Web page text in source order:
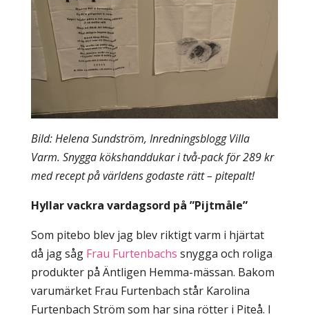
Bild: Helena Sundström, Inredningsblogg Villa
Varm. Snygga kökshanddukar i två-pack för 289 kr
med recept på världens godaste rätt – pitepalt!
Hyllar vackra vardagsord på ”Pijtmåle”
Som pitebo blev jag blev riktigt varm i hjärtat
då jag såg Frau Furtenbachs snygga och roliga
produkter på Äntligen Hemma-mässan. Bakom
varumärket Frau Furtenbach står Karolina
Furtenbach Ström som har sina rötter i Piteå. I